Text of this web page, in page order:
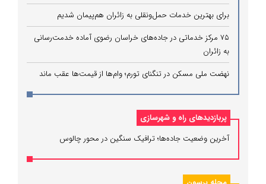
برای بهترین خدمات حمل‌ونقلی به زائران هم‌پیمان شدیم
۷۵ مرکز خدماتی در جاده‌های خراسان رضوی آماده خدمت‌رسانی
به زائران
نهضت ملی مسکن در تنگنای تورم؛ وام‌ها از قیمت‌ها عقب ماند
پربازدیدهای راه و شهرسازی
آخرین وضعیت جاده‌ها؛ ترافیک سنگین در محور چالوس